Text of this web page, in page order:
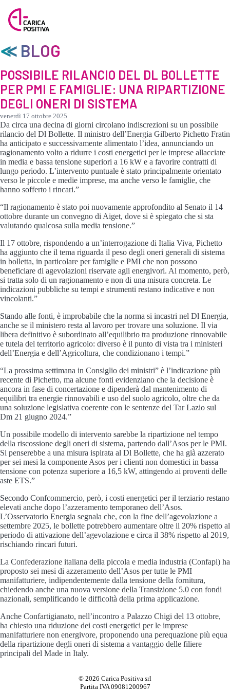
≪ BLOG
POSSIBILE RILANCIO DEL DL BOLLETTE
PER PMI E FAMIGLIE: UNA RIPARTIZIONE
DEGLI ONERI DI SISTEMA
venerdì 17 ottobre 2025
Da circa una decina di giorni circolano indiscrezioni su un possibile
rilancio del Dl Bollette. Il ministro dell’Energia Gilberto Pichetto Fratin
ha anticipato e successivamente alimentato l’idea, annunciando un
ragionamento volto a ridurre i costi energetici per le imprese allacciate
in media e bassa tensione superiori a 16 kW e a favorire contratti di
lungo periodo. L’intervento puntuale è stato principalmente orientato
verso le piccole e medie imprese, ma anche verso le famiglie, che
hanno sofferto i rincari.”
“Il ragionamento è stato poi nuovamente approfondito al Senato il 14
ottobre durante un convegno di Aiget, dove si è spiegato che si sta
valutando qualcosa sulla media tensione.”
Il 17 ottobre, rispondendo a un’interrogazione di Italia Viva, Pichetto
ha aggiunto che il tema riguarda il peso degli oneri generali di sistema
in bolletta, in particolare per famiglie e PMI che non possono
beneficiare di agevolazioni riservate agli energivori. Al momento, però,
si tratta solo di un ragionamento e non di una misura concreta. Le
indicazioni pubbliche su tempi e strumenti restano indicative e non
vincolanti.”
Stando alle fonti, è improbabile che la norma si incastri nel Dl Energia,
anche se il ministero resta al lavoro per trovare una soluzione. Il via
libera definitivo è subordinato all’equilibrio tra produzione rinnovabile
e tutela del territorio agricolo: diverso è il punto di vista tra i ministeri
dell’Energia e dell’Agricoltura, che condizionano i tempi.”
“La prossima settimana in Consiglio dei ministri” è l’indicazione più
recente di Pichetto, ma alcune fonti evidenziano che la decisione è
ancora in fase di concertazione e dipenderà dal mantenimento di
equilibri tra energie rinnovabili e uso del suolo agricolo, oltre che da
una soluzione legislativa coerente con le sentenze del Tar Lazio sul
Dm 21 giugno 2024.”
Un possibile modello di intervento sarebbe la ripartizione nel tempo
della riscossione degli oneri di sistema, partendo dall’Asos per le PMI.
Si penserebbe a una misura ispirata al Dl Bollette, che ha già azzerato
per sei mesi la componente Asos per i clienti non domestici in bassa
tensione con potenza superiore a 16,5 kW, attingendo ai proventi delle
aste ETS.”
Secondo Confcommercio, però, i costi energetici per il terziario restano
elevati anche dopo l’azzeramento temporaneo dell’Asos.
L’Osservatorio Energia segnala che, con la fine dell’agevolazione a
settembre 2025, le bollette potrebbero aumentare oltre il 20% rispetto al
periodo di attivazione dell’agevolazione e circa il 38% rispetto al 2019,
rischiando rincari futuri.
La Confederazione italiana della piccola e media industria (Confapi) ha
proposto sei mesi di azzeramento dell’Asos per tutte le PMI
manifatturiere, indipendentemente dalla tensione della fornitura,
chiedendo anche una nuova versione della Transizione 5.0 con fondi
nazionali, semplificando le difficoltà della prima applicazione.
Anche Confartigianato, nell’incontro a Palazzo Chigi del 13 ottobre,
ha chiesto una riduzione dei costi energetici per le imprese
manifatturiere non energivore, proponendo una perequazione più equa
della ripartizione degli oneri di sistema a vantaggio delle filiere
principali del Made in Italy.
© 2026 Carica Positiva srl
Partita IVA 09081200967